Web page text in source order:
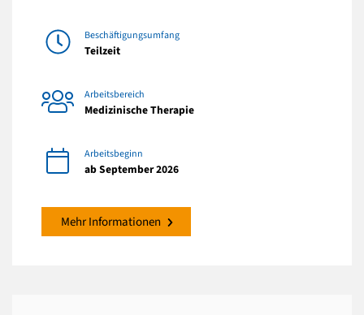
Beschäftigungsumfang
Teilzeit
Arbeitsbereich
Medizinische Therapie
Arbeitsbeginn
ab September 2026
Mehr Informationen